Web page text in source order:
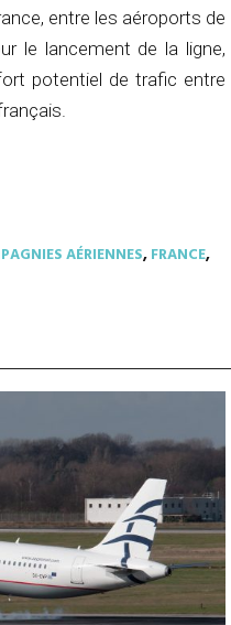
entre les aéroports de
le lancement de la ligne,
potentiel de trafic entre
AÉRIENNES,FRANCE,